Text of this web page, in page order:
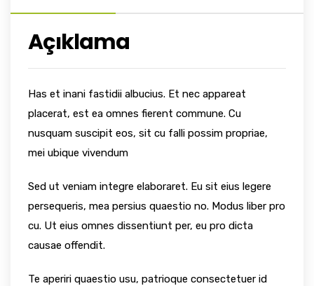
Açıklama
Has et inani fastidii albucius. Et nec appareat
placerat, est ea omnes fierent commune. Cu
nusquam suscipit eos, sit cu falli possim propriae,
mei ubique vivendum
Sed ut veniam integre elaboraret. Eu sit eius legere
persequeris, mea persius quaestio no. Modus liber pro
cu. Ut eius omnes dissentiunt per, eu pro dicta
causae offendit.
Te aperiri quaestio usu, patrioque consectetuer id